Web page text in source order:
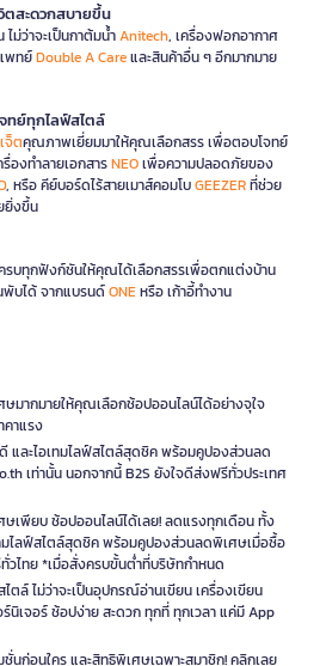
ตสะดวกสบายขึ้น
ไม่ว่าจะเป็นกาต้มน้ำAnitech, เครื่องฟอกอากาศ
พทย์Double A Careและสินค้าอื่น ๆ อีกมากมาย
ทย์ทุกไลฟ์สไตล์
จ็ตคุณภาพเยี่ยมมาให้คุณเลือกสรร เพื่อตอบโจทย์
องทำลายเอกสารNEOเพื่อความปลอดภัยของ
, หรือ คีย์บอร์ดไร้สายเมาส์คอมโบGEEZERที่ช่วย
ยิ่งขึ้น
รบทุกฟังก์ชันให้คุณได้เลือกสรรเพื่อตกแต่งบ้าน
พับได้ จากแบรนด์ONEหรือ เก้าอี้ทำงาน
ษมากมายให้คุณเลือกช้อปออนไลน์ได้อย่างจุใจ
าแรง
และไอเทมไลฟ์สไตล์สุดชิค พร้อมคูปองส่วนลด
เท่านั้น นอกจากนี้ B2S ยังใจดีส่งฟรีทั่วประเทศ
ษเพียบ ช้อปออนไลน์ได้เลย! ลดแรงทุกเดือน ทั้ง
มไลฟ์สไตล์สุดชิค พร้อมคูปองส่วนลดพิเศษเมื่อซื้อ
วไทย *เมื่อสั่งครบขั้นต่ำที่บริษัทกำหนด
ตล์ ไม่ว่าจะเป็นอุปกรณ์อ่านเขียน เครื่องเขียน
เจอร์ ช้อปง่าย สะดวก ทุกที่ ทุกเวลา แค่มี App
ชั่นก่อนใคร และสิทธิพิเศษเฉพาะสมาชิก! คลิกเลย